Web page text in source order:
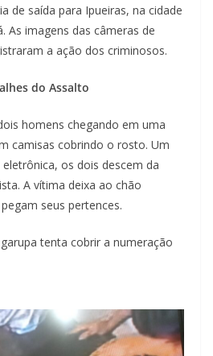
de saída para Ipueiras, na cidade
As imagens das câmeras de
a ação dos criminosos.
do Assalto
homens chegando em uma
camisas cobrindo o rosto. Um
os dois descem da
A vítima deixa ao chão
seus pertences.
tenta cobrir a numeração